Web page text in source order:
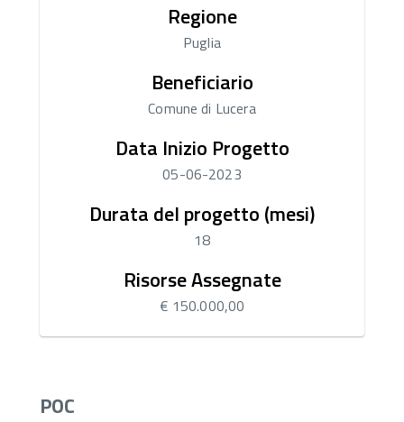
Regione
Puglia
Beneficiario
Comune di Lucera
Data Inizio Progetto
05-06-2023
Durata del progetto (mesi)
18
Risorse Assegnate
€ 150.000,00
POC